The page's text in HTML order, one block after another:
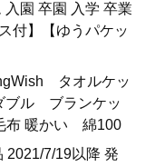
園 卒園 入学 卒業
付】【ゆうパケッ
タオルケッ
ブル ブランケッ
暖かい 綿100
2021/7/19以降 発